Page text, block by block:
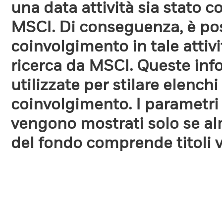
una data attività sia stato
MSCI. Di conseguenza, è
coinvolgimento in tale
ricerca da MSCI. Queste
utilizzate per stilare
coinvolgimento. I
vengono mostrati solo se
del fondo comprende titoli